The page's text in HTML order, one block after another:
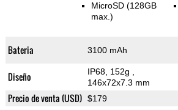
MicroSD (128GB
max.)
Bateria 3100 mAh
Diseño IP68, 152g
146x72x7.3 mm
Precio de venta (USD) $179